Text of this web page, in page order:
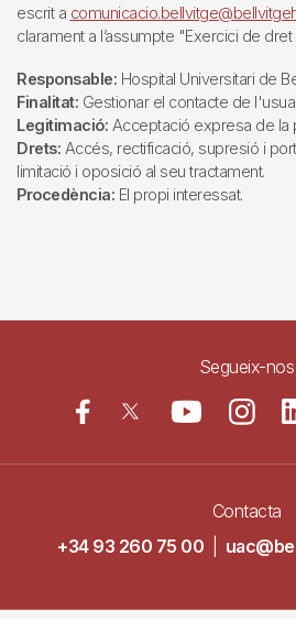
escrit a
clarament a l’assumpte "Exercici de dret
Responsable: Hospital Universitari de
Finalitat: Gestionar el contacte de
Legitimació: Acceptació expresa de la
Drets: Accés, rectificació, supresió i
limitació i oposició al seu tractament.
Procedència: El propi interessat.
Segueix-nos
Contacta
+34 93 260 75 00